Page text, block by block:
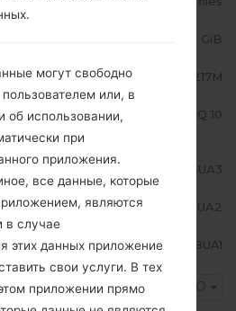
3.31 GiB
Samsung SM-A217M
Android Q 10
A217MUBU5BUA3
A217MOWO5BUA2
A217MUBU5BUA1
MXO
могут свободно
или, в
об использовании,
при
приложения.
все данные, которые
являются
в случае
этих данных приложение
свои услуги. В тех
приложении прямо